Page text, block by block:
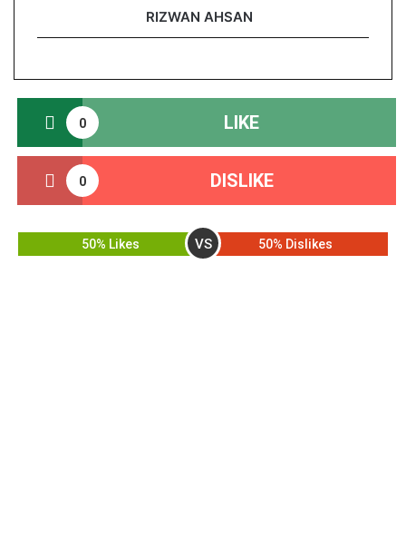
RIZWAN AHSAN
0 LIKE
0 DISLIKE
50% Likes VS 50% Dislikes